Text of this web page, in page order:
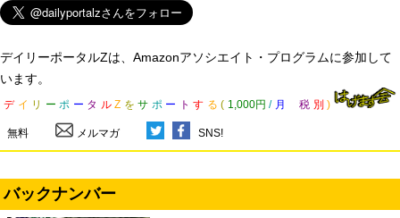
デイリーポータルZは、Amazonアソシエイト・プログラムに参加して
います。
デ イ リ ー ポ ー タ ル Z を サ ポ ー ト す る ( 1,000円 / 月 税 別 )
無料 メルマガ SNS!
バックナンバー